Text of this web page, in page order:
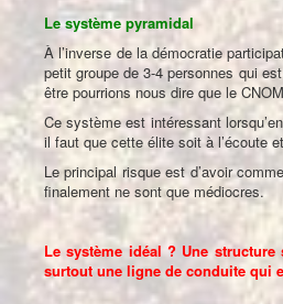
Le système pyramidal
À l’inverse de la démocratie
petit groupe de 3-4 personnes qui
être pourrions nous dire que le
Ce système est intéressant
il faut que cette élite soit à l’écoute
Le principal risque est d’avoir
finalement ne sont que médiocres.
Le système idéal ? Une
surtout une ligne de conduite qui